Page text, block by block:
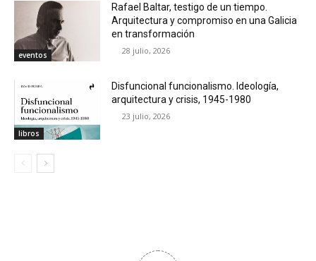
eventos
Rafael Baltar, testigo de un tiempo.
Arquitectura y compromiso en una Galicia
en transformación
28 julio, 2026
libros
Disfuncional funcionalismo. Ideología,
arquitectura y crisis, 1945-1980
23 julio, 2026